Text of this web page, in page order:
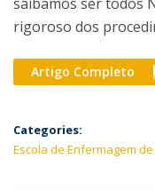
rigoroso dos
Artigo Completo
Categories:
Escola de Enfermagem